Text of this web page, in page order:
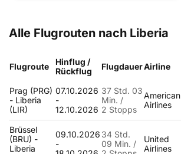
Alle Flugrouten nach Liberia
Flugroute
Hinflug /
Rückflug
FlugdauerAirline
Prag (PRG)
- Liberia
(LIR)
07.10.2026
-
12.10.2026
37 Std. 03
Min. /
2 Stopps
American
Airlines
Brüssel
(BRU) -
Liberia
09.10.2026
-
34 Std.
09 Min. /
United
Airlines